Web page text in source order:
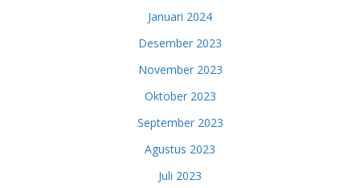
Januari 2024
Desember 2023
November 2023
Oktober 2023
September 2023
Agustus 2023
Juli 2023